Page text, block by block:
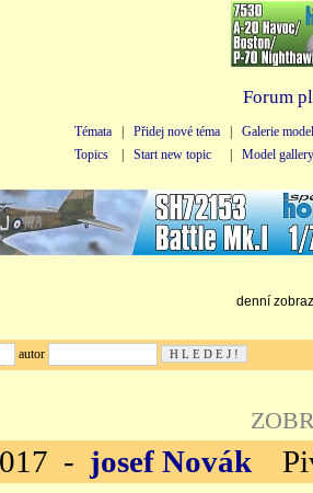
Forum
Témata Přidej nové téma
Galerie
Topics
Start new topic Model gallery
denní
autor
- josef Novák